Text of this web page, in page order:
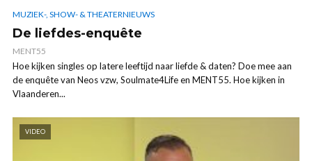
MUZIEK-, SHOW- & THEATERNIEUWS
De liefdes-enquête
MENT55
Hoe kijken singles op latere leeftijd naar liefde & daten? Doe mee aan
de enquête van Neos vzw, Soulmate4Life en MENT55. Hoe kijken in
Vlaanderen...
VIDEO